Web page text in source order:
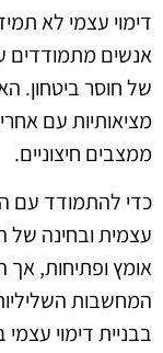
דימוי עצמי לא
אנשים מתמודדים
של חוסר ביטחון.
מציאותיות עם
ממצבים חיצוניים.
כדי להתמודד עם
עצמית ובחינה של
אומץ ופתיחות, אך
המחשבות
בבניית דימוי עצמי